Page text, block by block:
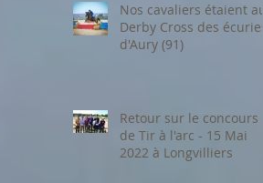
Nos cavaliers étaient au
Derby Cross des écuries
d'Aury (91)
Retour sur le concours
de Tir à l'arc - 15 Mai
2022 à Longvilliers